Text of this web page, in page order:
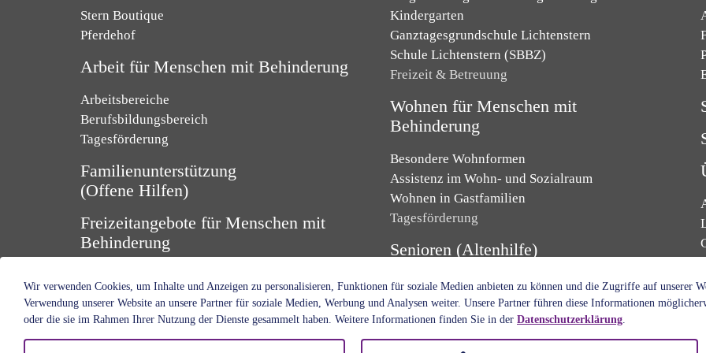
Stern Boutique
Pferdehof
Arbeit für Menschen mit Behinderung
Arbeitsbereiche
Berufsbildungsbereich
Tagesförderung
Familienunterstützung
(Offene Hilfen)
Freizeitangebote für Menschen mit
Behinderung
Kindergarten
Ganztagesgrundschule Lichtenstern
Schule Lichtenstern (SBBZ)
Freizeit & Betreuung
Wohnen für Menschen mit
Behinderung
Besondere Wohnformen
Assistenz im Wohn- und Sozialraum
Wohnen in Gastfamilien
Tagesförderung
Senioren (Altenhilfe)
Senioren- und Pflegeheim
Kurzzeitpflege
Tagespflege
Pflegedienst
Wir verwenden Cookies, um Inhalte und Anzeigen zu personalisieren, Funktionen für soziale Medien anbieten zu können und die Zugriffe auf unserer
Verwendung unserer Website an unsere Partner für soziale Medien, Werbung und Analysen weiter. Unsere Partner führen diese Informationen
oder die sie im Rahmen Ihrer Nutzung der Dienste gesammelt haben. Weitere Informationen finden Sie in der Datenschutzerklärung.